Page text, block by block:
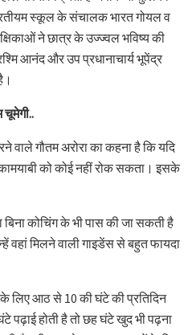
स्कूल के संचालक भारत गोयल व
ने छात्र के उज्ज्वल भविष्य की
आनंद और उप प्रधानाचार्य भूपेंद्र
चूमेगी..
वाले गौतम अरोरा का कहना है कि यदि
को कोई नहीं रोक सकता। इसके
बिना कोचिंग के भी पास की जा सकती है
वहां मिलने वाली गाइडेंस से बहुत फायदा
के लिए आठ से 10 की घंटे की प्रतिदिन
पढ़ाई होती है तो छह घंटे खुद भी पढ़ना